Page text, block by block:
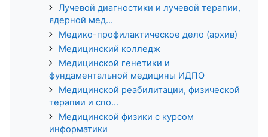
Лучевой диагностики и лучевой терапии,
ядерной мед...
Медико-профилактическое дело (архив)
Медицинский колледж
Медицинской генетики и
фундаментальной медицины ИДПО
Медицинской реабилитации, физической
терапии и спо...
Медицинской физики с курсом
информатики